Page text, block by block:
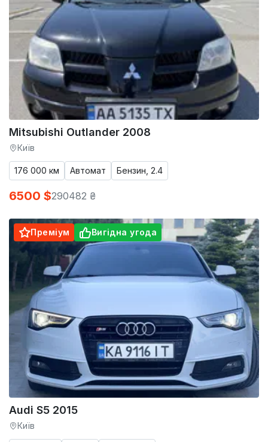
Mitsubishi Outlander 2008
Київ
176 000 км Автомат Бензин, 2.4
6500 $290482 ₴
Преміум Вигідна угода
Audi S5 2015
Київ